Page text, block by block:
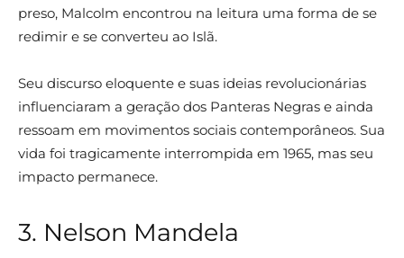
preso, Malcolm encontrou na leitura uma forma de se
redimir e se converteu ao Islã.
Seu discurso eloquente e suas ideias revolucionárias
influenciaram a geração dos Panteras Negras e ainda
ressoam em movimentos sociais contemporâneos. Sua
vida foi tragicamente interrompida em 1965, mas seu
impacto permanece.
3. Nelson Mandela